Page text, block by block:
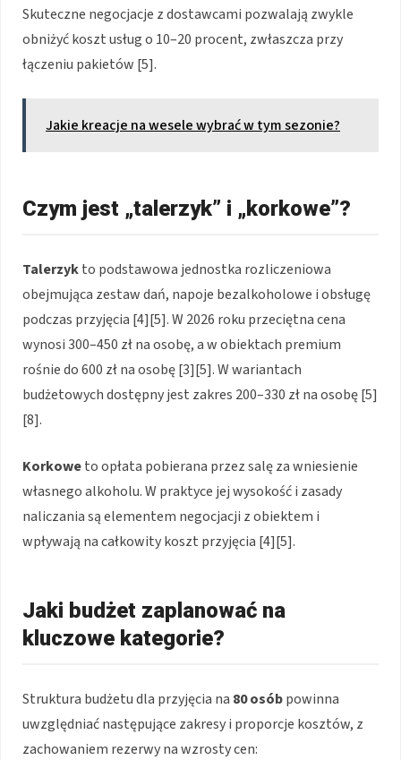
Skuteczne negocjacje z dostawcami pozwalają zwykle
obniżyć koszt usług o 10–20 procent, zwłaszcza przy
łączeniu pakietów [5].
Jakie kreacje na wesele wybrać w tym sezonie?
Czym jest „talerzyk” i „korkowe”?
Talerzykto podstawowa jednostka rozliczeniowa
obejmująca zestaw dań, napoje bezalkoholowe i obsługę
podczas przyjęcia [4][5]. W 2026 roku przeciętna cena
wynosi 300–450 zł na osobę, a w obiektach premium
rośnie do 600 zł na osobę [3][5]. W wariantach
budżetowych dostępny jest zakres 200–330 zł na osobę [5]
[8].
Korkoweto opłata pobierana przez salę za wniesienie
własnego alkoholu. W praktyce jej wysokość i zasady
naliczania są elementem negocjacji z obiektem i
wpływają na całkowity koszt przyjęcia [4][5].
Jaki budżet zaplanować na
kluczowe kategorie?
Struktura budżetu dla przyjęcia na 80 osóbpowinna
uwzględniać następujące zakresy i proporcje kosztów, z
zachowaniem rezerwy na wzrosty cen: